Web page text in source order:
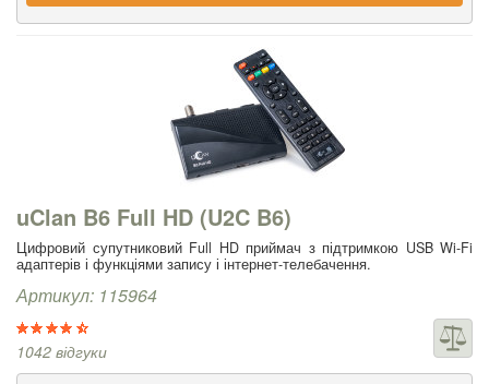
uClan B6 Full HD (U2C B6)
Цифровий супутниковий Full HD приймач з підтримкою USB Wi-Fi
адаптерів і функціями запису і інтернет-телебачення.
Артикул: 115964
1042 відгуки